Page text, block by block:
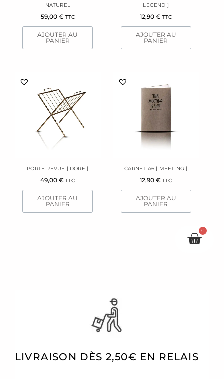
NATUREL
59,00 € TTC
AJOUTER AU
PANIER
LEGEND ]
12,90€ TTC
AJOUTER AU
PANIER
PORTE REVUE [ DORÉ ]
49,00€ TTC
AJOUTER AU
PANIER
CARNET A6 [ MEETING ]
12,90€ TTC
AJOUTER AU
PANIER
0
LIVRAISON DÈS 2,50€ EN RELAIS